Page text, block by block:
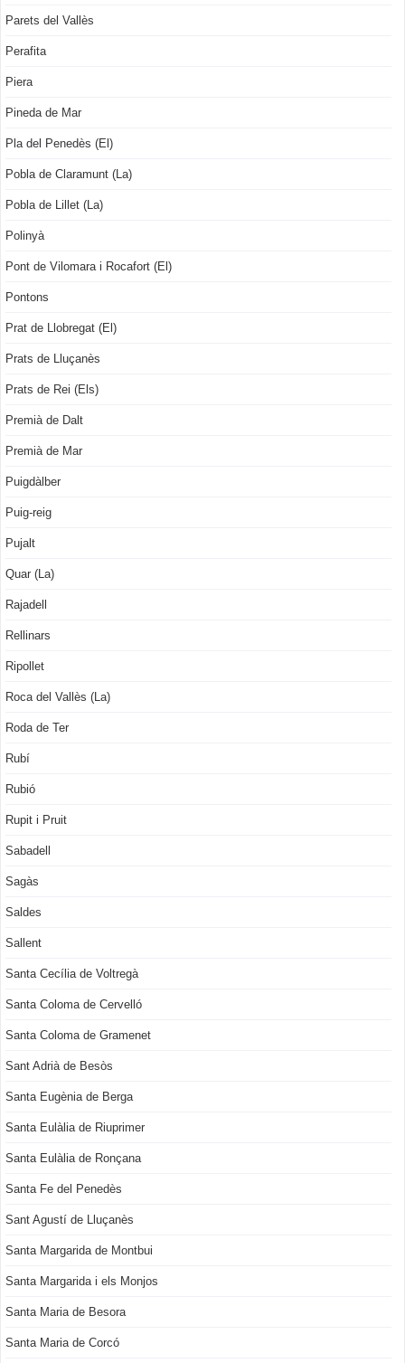
Parets del Vallès
Perafita
Piera
Pineda de Mar
Pla del Penedès (El)
Pobla de Claramunt (La)
Pobla de Lillet (La)
Polinyà
Pont de Vilomara i Rocafort (El)
Pontons
Prat de Llobregat (El)
Prats de Lluçanès
Prats de Rei (Els)
Premià de Dalt
Premià de Mar
Puigdàlber
Puig-reig
Pujalt
Quar (La)
Rajadell
Rellinars
Ripollet
Roca del Vallès (La)
Roda de Ter
Rubí
Rubió
Rupit i Pruit
Sabadell
Sagàs
Saldes
Sallent
Santa Cecília de Voltregà
Santa Coloma de Cervelló
Santa Coloma de Gramenet
Sant Adrià de Besòs
Santa Eugènia de Berga
Santa Eulàlia de Riuprimer
Santa Eulàlia de Ronçana
Santa Fe del Penedès
Sant Agustí de Lluçanès
Santa Margarida de Montbui
Santa Margarida i els Monjos
Santa Maria de Besora
Santa Maria de Corcó